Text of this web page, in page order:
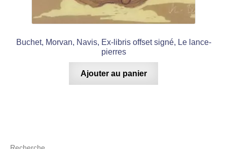
Buchet, Morvan, Navis, Ex-libris offset signé, Le lance-
pierres
Ajouter au panier